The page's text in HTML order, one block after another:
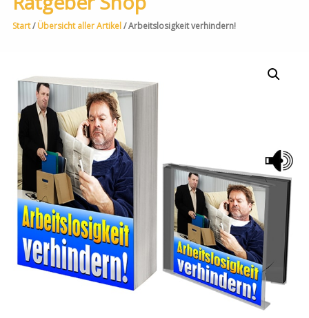
Start/Übersicht aller Artikel/ Arbeitslosigkeit verhindern!